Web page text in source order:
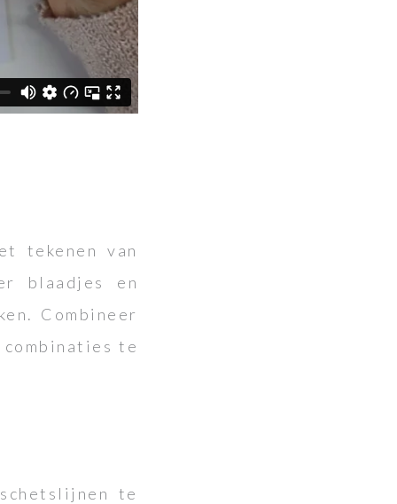
tekenen van
blaadjes en
Combineer
te
te